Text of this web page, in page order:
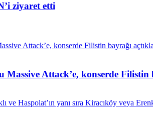
ziyaret etti
Attack’e, konserde Filistin